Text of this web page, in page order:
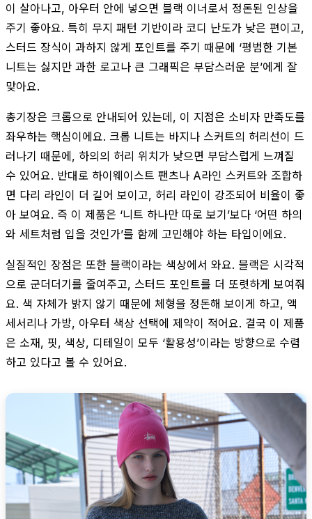
이 살아나고, 아우터 안에 넣으면 블랙 이너로서 정돈된 인상을
주기 좋아요. 특히 무지 패턴 기반이라 코디 난도가 낮은 편이고,
스터드 장식이 과하지 않게 포인트를 주기 때문에 ‘평범한 기본
니트는 싫지만 과한 로고나 큰 그래픽은 부담스러운 분’에게 잘
맞아요.
총기장은 크롭으로 안내되어 있는데, 이 지점은 소비자 만족도를
좌우하는 핵심이에요. 크롭 니트는 바지나 스커트의 허리선이 드
러나기 때문에, 하의의 허리 위치가 낮으면 부담스럽게 느껴질
수 있어요. 반대로 하이웨이스트 팬츠나 A라인 스커트와 조합하
면 다리 라인이 더 길어 보이고, 허리 라인이 강조되어 비율이 좋
아 보여요. 즉 이 제품은 ‘니트 하나만 따로 보기’보다 ‘어떤 하의
와 세트처럼 입을 것인가’를 함께 고민해야 하는 타입이에요.
실질적인 장점은 또한 블랙이라는 색상에서 와요. 블랙은 시각적
으로 군더더기를 줄여주고, 스터드 포인트를 더 또렷하게 보여줘
요. 색 자체가 밝지 않기 때문에 체형을 정돈해 보이게 하고, 액
세서리나 가방, 아우터 색상 선택에 제약이 적어요. 결국 이 제품
은 소재, 핏, 색상, 디테일이 모두 ‘활용성’이라는 방향으로 수렴
하고 있다고 볼 수 있어요.